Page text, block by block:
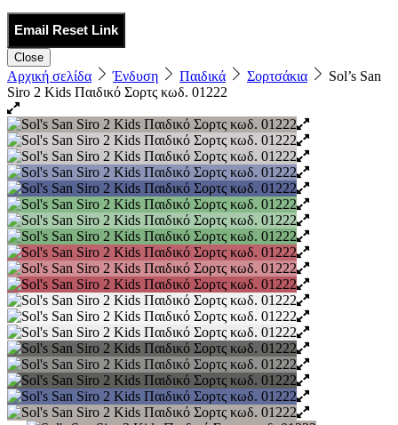
Email Reset Link
Close
Αρχική σελίδα Ένδυση Παιδικά Σορτσάκια
Sol’s San
Siro 2 Kids Παιδικό Σορτς κωδ. 01222